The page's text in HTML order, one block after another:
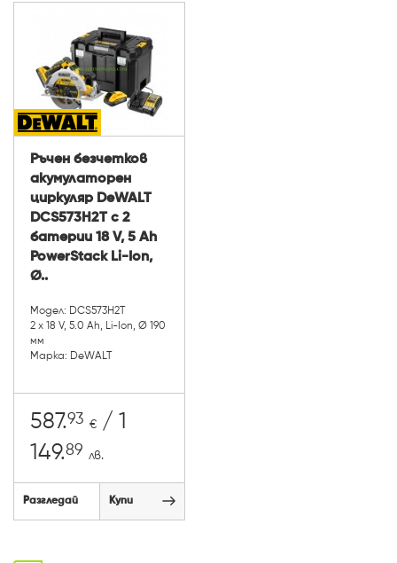
Ръчен безчетков
акумулаторен
циркуляр DeWALT
DCS573H2T с 2
батерии 18 V, 5 Ah
PowerStack Li-Ion,
Ø..
Модел: DCS573H2T
2 х 18 V, 5.0 Ah, Li-Ion, Ø 190
мм
Марка: DeWALT
587.93 € / 1
149.89 лв.
Разгледай Купи